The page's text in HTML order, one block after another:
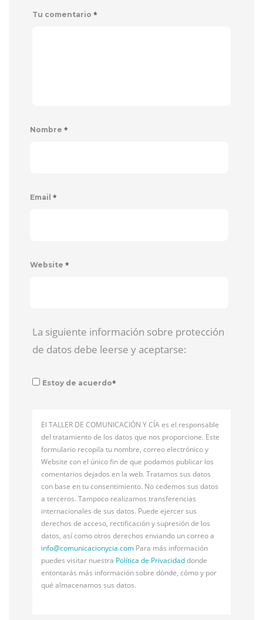
Tu comentario *
Nombre *
Email *
Website *
La siguiente información sobre protección
de datos debe leerse y aceptarse:
Estoy de acuerdo*
El TALLER DE COMUNICACIÓN Y CÍA es el responsable
del tratamiento de los datos que nos proporcione. Este
formulario recopila tu nombre, correo electrónico y
Website con el único fin de que podamos publicar los
comentarios dejados en la web. Tratamos sus datos
con base en tu consentimiento. No cedemos sus datos
a terceros. Tampoco realizamos transferencias
internacionales de sus datos. Puede ejercer sus
derechos de acceso, rectificación y supresión de los
datos, así como otros derechos enviando un correo a
info@comunicacionycia.com Para más información
puedes visitar nuestra Política de Privacidaddonde
entontarás más información sobre dónde, cómo y por
qué almacenamos sus datos.